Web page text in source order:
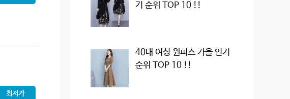
최저가
기 순위 TOP 10 !!
40대 여성 원피스 가을 인기
순위 TOP 10 !!